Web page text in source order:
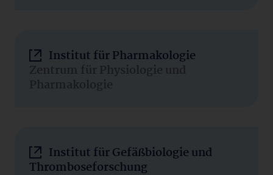
Institut für Pharmakologie
Zentrum für Physiologie und
Pharmakologie
Institut für Gefäßbiologie und
Thromboseforschung